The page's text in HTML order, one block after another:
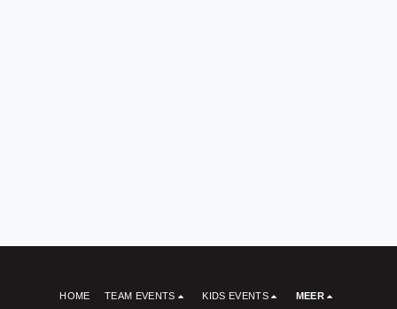
HOME TEAM EVENTS KIDS EVENTS MEER